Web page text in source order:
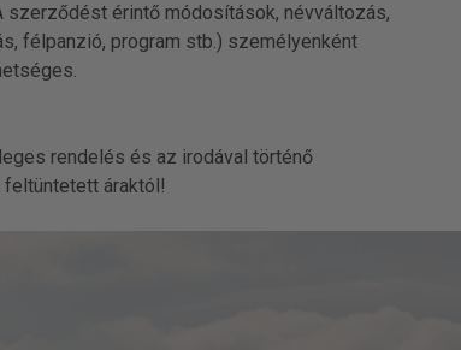
érintő módosítások, névváltozás,
félpanzió, program stb.) személyenként
rendelés és az irodával történő
áraktól!